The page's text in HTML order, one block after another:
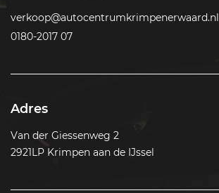
verkoop@autocentrumkrimpenerwaard.nl
0180-2017 07
Adres
Van der Giessenweg 2
2921LP Krimpen aan de IJssel